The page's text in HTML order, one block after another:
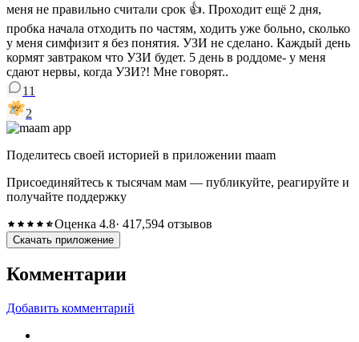
меня не правильно считали срок 👍. Проходит ещё 2 дня,
пробка начала отходить по частям, ходить уже больно, сколько
у меня симфизит я без понятия. УЗИ не сделано. Каждый день
кормят завтраком что УЗИ будет. 5 день в роддоме- у меня
сдают нервы, когда УЗИ?! Мне говорят..
11
2
Поделитесь своей историей в приложении maam
Присоединяйтесь к тысячам мам — публикуйте, реагируйте и
получайте поддержку
Оценка 4.8· 417,594 отзывов
Скачать приложение
Комментарии
Добавить комментарий